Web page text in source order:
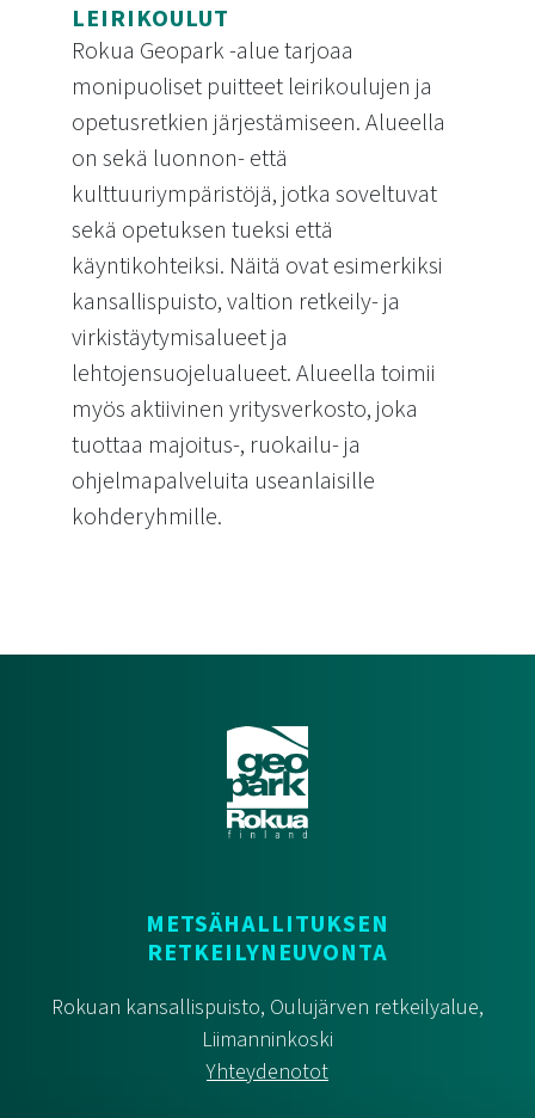
LEIRIKOULUT
Rokua Geopark -alue tarjoaa
monipuoliset puitteet leirikoulujen ja
opetusretkien järjestämiseen. Alueella
on sekä luonnon- että
kulttuuriympäristöjä, jotka soveltuvat
sekä opetuksen tueksi että
käyntikohteiksi. Näitä ovat esimerkiksi
kansallispuisto, valtion retkeily- ja
virkistäytymisalueet ja
lehtojensuojelualueet. Alueella toimii
myös aktiivinen yritysverkosto, joka
tuottaa majoitus-, ruokailu- ja
ohjelmapalveluita useanlaisille
kohderyhmille.
METSÄHALLITUKSEN
RETKEILYNEUVONTA
Rokuan kansallispuisto, Oulujärven retkeilyalue,
Liimanninkoski
Yhteydenotot